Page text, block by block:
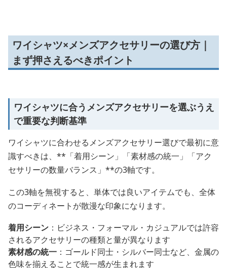
ワイシャツ×メンズアクセサリーの選び方｜
まず押さえるべきポイント
ワイシャツに合うメンズアクセサリーを選ぶうえ
で重要な判断基準
ワイシャツに合わせるメンズアクセサリー選びで最初に意
識すべきは、**「着用シーン」「素材感の統一」「アク
セサリーの数量バランス」**の3軸です。
この3軸を無視すると、単体では良いアイテムでも、全体
のコーディネートが散漫な印象になります。
着用シーン ：ビジネス・フォーマル・カジュアルでは許容
されるアクセサリーの種類と量が異なります
素材感の統一 ：ゴールド同士・シルバー同士など、金属の
色味を揃えることで統一感が生まれます